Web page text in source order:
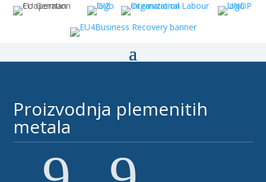
Proizvodnja plemenitih
metala ​​